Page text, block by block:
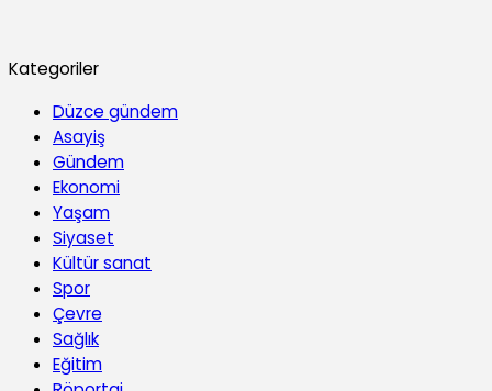
Kategoriler
Düzce gündem
Asayiş
Gündem
Ekonomi
Yaşam
Siyaset
Kültür sanat
Spor
Çevre
Sağlık
Eğitim